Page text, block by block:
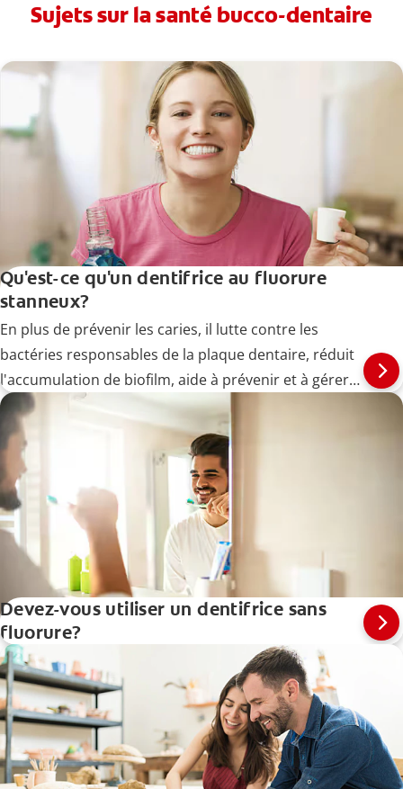
Sujets sur la santé bucco-dentaire
Qu'est-ce qu'un dentifrice au fluorure
stanneux?
En plus de prévenir les caries, il lutte contre les
bactéries responsables de la plaque dentaire, réduit
l'accumulation de biofilm, aide à prévenir et à gérer
les maladies des gencives (gingivites) à un stade
précoce et soulage la sensibilité dentaire.
Devez-vous utiliser un dentifrice sans
fluorure?